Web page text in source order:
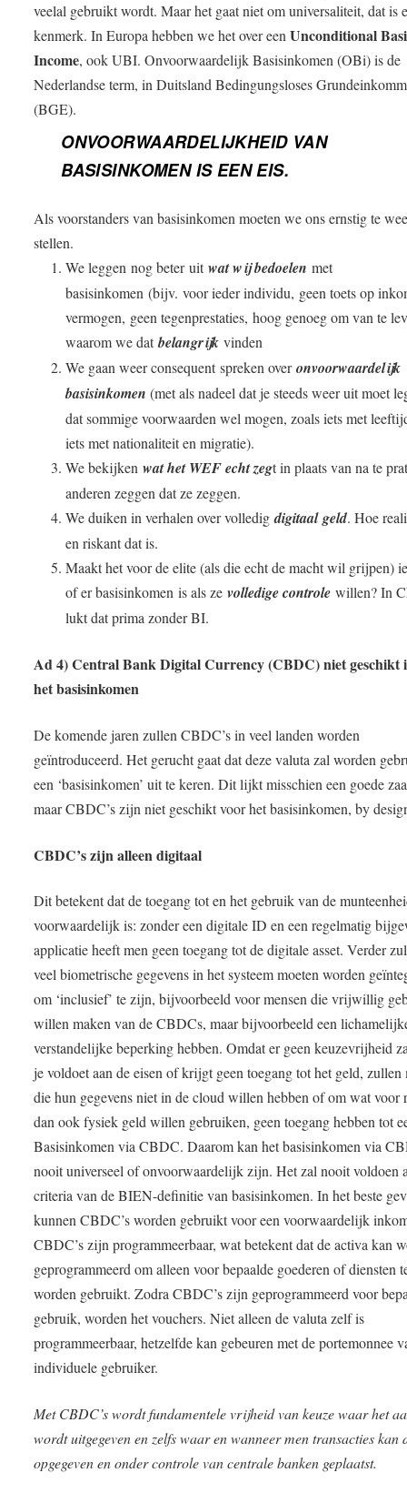
veelal gebruikt wordt. Maar het gaat niet om universaliteit, dat is
kenmerk. In Europa hebben we het over eenUnconditional
Income, ook UBI. Onvoorwaardelijk Basisinkomen (OBi) is de
Nederlandse term, in Duitsland Bedingungsloses
(BGE).
ONVOORWAARDELIJKHEID VAN
BASISINKOMEN IS EEN EIS.
Als voorstanders van basisinkomen moeten we ons ernstig te
stellen.
We leggennog beteruitwat wij bedoelen met
basisinkomen (bijv.voor ieder individu, geen toets op
vermogen, geen tegenprestaties,hoog genoeg om van te
waarom we datbelangrijkvinden
We gaan weer consequent spreken overonvoorwaardelijk
basisinkomen (met als nadeel dat je steeds weer uit moet
dat sommige voorwaarden wel mogen, zoals iets met
iets met nationaliteit en migratie).
We bekijkenwat het WEF echt zegt in plaats van na te
anderen zeggen dat ze zeggen.
We duiken in verhalen over volledigdigitaal geld. Hoe
en riskant dat is.
Maakt het voor de elite (als die echt de macht wil grijpen)
of er basisinkomen is als zevolledige controle willen? In
lukt dat prima zonder BI.
Ad 4) Central Bank Digital Currency (CBDC) niet geschikt
het basisinkomen
De komende jaren zullen CBDC’s in veel landen worden
geïntroduceerd. Het gerucht gaat dat deze valuta zal worden
een ‘basisinkomen’ uit te keren. Dit lijkt misschien een goede
maar CBDC’s zijn niet geschikt voor het basisinkomen, by
CBDC’s zijn alleen digitaal
Dit betekent dat de toegang tot en het gebruik van de
voorwaardelijk is: zonder een digitale ID en een regelmatig
applicatie heeft men geen toegang tot de digitale asset. Verder
veel biometrische gegevens in het systeem moeten worden
om ‘inclusief’ te zijn, bijvoorbeeld voor mensen die vrijwillig
willen maken van de CBDCs, maar bijvoorbeeld een
verstandelijke beperking hebben. Omdat er geen keuzevrijheid
je voldoet aan de eisen of krijgt geen toegang tot het geld, zullen
die hun gegevens niet in de cloud willen hebben of om wat voor
dan ook fysiek geld willen gebruiken, geen toegang hebben tot
Basisinkomen via CBDC. Daarom kan het basisinkomen via
nooit universeel of onvoorwaardelijk zijn. Het zal nooit voldoen
criteria van de BIEN-definitie van basisinkomen. In het beste
kunnen CBDC’s worden gebruikt voor een voorwaardelijk
CBDC’s zijn programmeerbaar, wat betekent dat de activa kan
geprogrammeerd om alleen voor bepaalde goederen of diensten
worden gebruikt. Zodra CBDC’s zijn geprogrammeerd voor
gebruik, worden het vouchers. Niet alleen de valuta zelf is
programmeerbaar, hetzelfde kan gebeuren met de portemonnee
individuele gebruiker.
Met CBDC’s wordt fundamentele vrijheid van keuze waar het
wordt uitgegeven en zelfs waar en wanneer men transacties kan
opgegeven en onder controle van centrale banken geplaatst.